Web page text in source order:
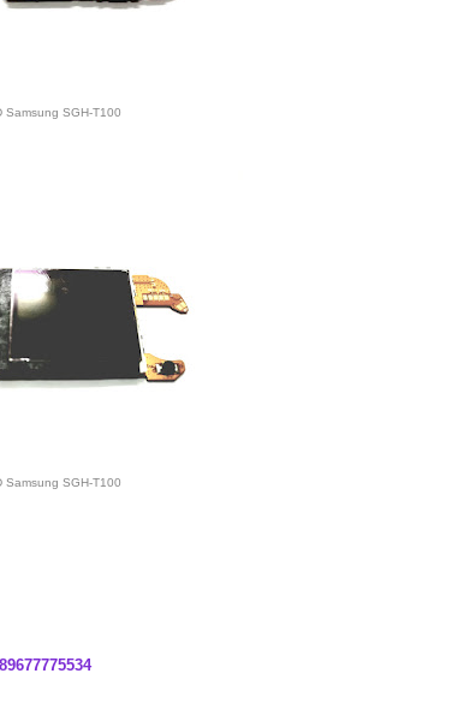
Samsung SGH-T100
Samsung SGH-T100